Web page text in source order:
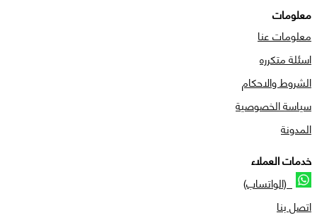
معلومات
معلومات عنا
اسئلة متكرره
الشروط والاحكام
سياسة الخصوصية
المدونة
خدمات العملاء
(الواتساب)
اتصل بنا